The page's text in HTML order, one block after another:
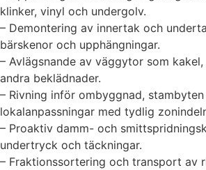
klinker, vinyl och undergolv.
– Demontering av innertak och
bärskenor och upphängningar.
– Avlägsnande av väggytor som
andra beklädnader.
– Rivning inför ombyggnad,
lokalanpassningar med tydlig
– Proaktiv damm- och
undertryck och täckningar.
– Fraktionssortering och transport av